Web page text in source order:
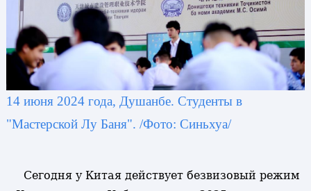
14 июня 2024 года, Душанбе. Студенты в
"Мастерской Лу Баня". /Фото: Синьхуа/
Сегодня у Китая действует безвизовый режим